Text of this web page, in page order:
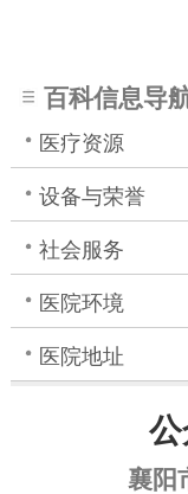
百科信息导
医疗资源
设备与荣誉
社会服务
医院环境
医院地址
襄阳